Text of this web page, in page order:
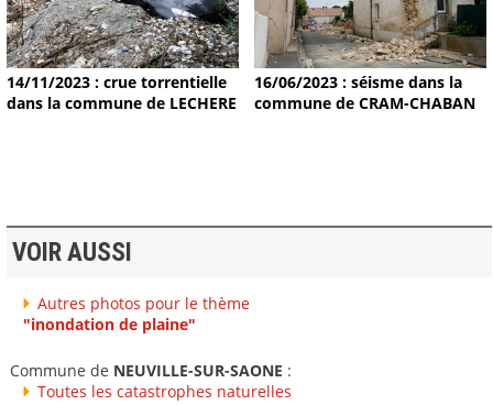
14/11/2023 : crue torrentielle
dans la commune de LECHERE
16/06/2023 : séisme dans la
commune de CRAM-CHABAN
VOIR AUSSI
Autres photos pour le thème
"inondation de plaine"
Commune de NEUVILLE-SUR-SAONE :
Toutes les catastrophes naturelles